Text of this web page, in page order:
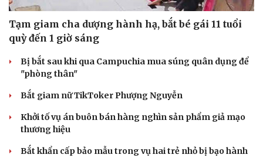
Du lịch
Tư vấn
Săn Tour
check-in
Podcast
Đọc truyện đêm khuya
Hạt giống tâm hồn
Tạm giam cha dượng hành hạ, bắt bé gái 11 tuổi
quỳ đến 1 giờ sáng
Bị bắt sau khi qua Campuchia mua súng quân dụng để
"phòng thân"
Bắt giam nữ TikToker Phượng Nguyễn
Khởi tố vụ án buôn bán hàng nghìn sản phẩm giả mạo
thương hiệu
Bắt khẩn cấp bảo mẫu trong vụ hai trẻ nhỏ bị bạo hành